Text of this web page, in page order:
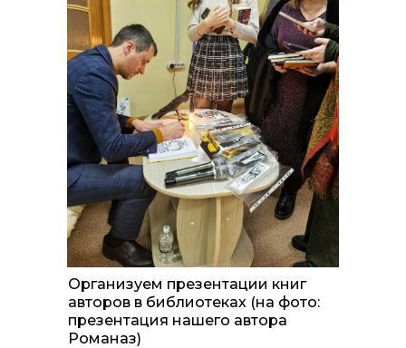
Организуем презентации книг
авторов в библиотеках (на фото:
презентация нашего автора
Романаз)